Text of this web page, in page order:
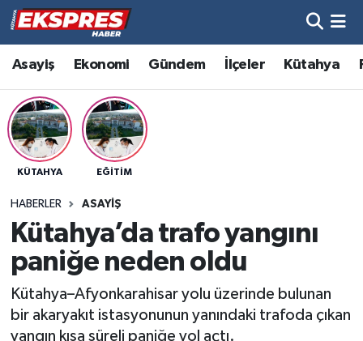
Asayiş Ekonomi Gündem İlçeler Kütahya
KÜTAHYA EĞITIM
HABERLER ASAYIŞ
Kütahya’da trafo yangını
paniğe neden oldu
Kütahya–Afyonkarahisar yolu üzerinde bulunan
bir akaryakıt istasyonunun yanındaki trafoda çıkan
yangın kısa süreli paniğe yol açtı.
Altıntaş
Asayiş
Aslanapa
Bölge
Çavdarhisar
Domaniç
Hava Durumu
Trafik Durumu
Süper Lig Puan Durumu ve Fikstür
Son Dakika Haberleri
Haber Arşivi